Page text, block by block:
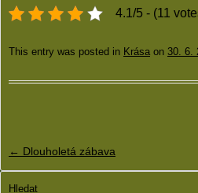
4.1/5 - (11
This entry was posted in Krása on 30. 6.
Post navigation
← Dlouholetá zábava
Hledat